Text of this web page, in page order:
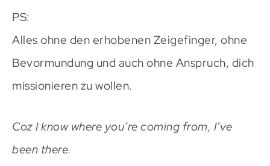
PS:
Alles ohne den erhobenen Zeigefinger, ohne
Bevormundung und auch ohne Anspruch, dich
missionieren zu wollen.
Coz I know where you’re coming from, I’ve
been there.